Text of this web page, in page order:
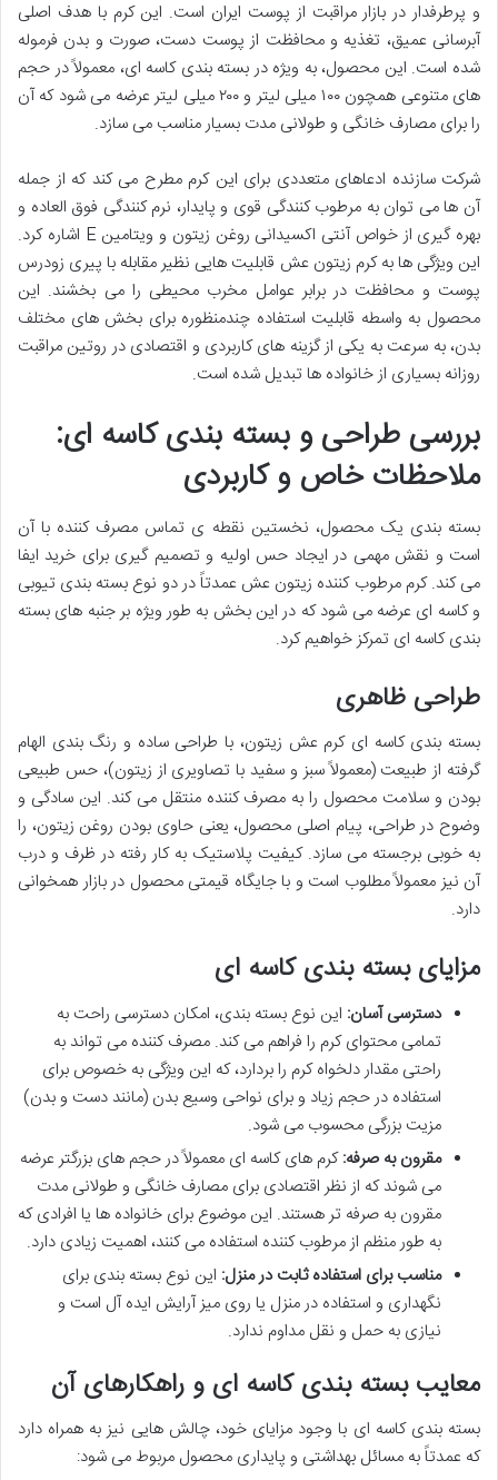
و پرطرفدار در بازار مراقبت از پوست ایران است. این کرم با هدف اصلی
آبرسانی عمیق، تغذیه و محافظت از پوست دست، صورت و بدن فرموله
شده است. این محصول، به ویژه در بسته بندی کاسه ای، معمولاً در حجم
های متنوعی همچون ۱۰۰ میلی لیتر و ۲۰۰ میلی لیتر عرضه می شود که آن
را برای مصارف خانگی و طولانی مدت بسیار مناسب می سازد.
شرکت سازنده ادعاهای متعددی برای این کرم مطرح می کند که از جمله
آن ها می توان به مرطوب کنندگی قوی و پایدار، نرم کنندگی فوق العاده و
بهره گیری از خواص آنتی اکسیدانی روغن زیتون و ویتامین E اشاره کرد.
این ویژگی ها به کرم زیتون عش قابلیت هایی نظیر مقابله با پیری زودرس
پوست و محافظت در برابر عوامل مخرب محیطی را می بخشند. این
محصول به واسطه قابلیت استفاده چندمنظوره برای بخش های مختلف
بدن، به سرعت به یکی از گزینه های کاربردی و اقتصادی در روتین مراقبت
روزانه بسیاری از خانواده ها تبدیل شده است.
بررسی طراحی و بسته بندی کاسه ای:
ملاحظات خاص و کاربردی
بسته بندی یک محصول، نخستین نقطه ی تماس مصرف کننده با آن
است و نقش مهمی در ایجاد حس اولیه و تصمیم گیری برای خرید ایفا
می کند. کرم مرطوب کننده زیتون عش عمدتاً در دو نوع بسته بندی تیوبی
و کاسه ای عرضه می شود که در این بخش به طور ویژه بر جنبه های بسته
بندی کاسه ای تمرکز خواهیم کرد.
طراحی ظاهری
بسته بندی کاسه ای کرم عش زیتون، با طراحی ساده و رنگ بندی الهام
گرفته از طبیعت (معمولاً سبز و سفید با تصاویری از زیتون)، حس طبیعی
بودن و سلامت محصول را به مصرف کننده منتقل می کند. این سادگی و
وضوح در طراحی، پیام اصلی محصول، یعنی حاوی بودن روغن زیتون، را
به خوبی برجسته می سازد. کیفیت پلاستیک به کار رفته در ظرف و درب
آن نیز معمولاً مطلوب است و با جایگاه قیمتی محصول در بازار همخوانی
دارد.
مزایای بسته بندی کاسه ای
دسترسی آسان: این نوع بسته بندی، امکان دسترسی راحت به
تمامی محتوای کرم را فراهم می کند. مصرف کننده می تواند به
راحتی مقدار دلخواه کرم را بردارد، که این ویژگی به خصوص برای
استفاده در حجم زیاد و برای نواحی وسیع بدن (مانند دست و بدن)
مزیت بزرگی محسوب می شود.
مقرون به صرفه:کرم های کاسه ای معمولاً در حجم های بزرگتر عرضه
می شوند که از نظر اقتصادی برای مصارف خانگی و طولانی مدت
مقرون به صرفه تر هستند. این موضوع برای خانواده ها یا افرادی که
به طور منظم از مرطوب کننده استفاده می کنند، اهمیت زیادی دارد.
مناسب برای استفاده ثابت در منزل: این نوع بسته بندی برای
نگهداری و استفاده در منزل یا روی میز آرایش ایده آل است و
نیازی به حمل و نقل مداوم ندارد.
معایب بسته بندی کاسه ای و راهکارهای آن
بسته بندی کاسه ای با وجود مزایای خود، چالش هایی نیز به همراه دارد
که عمدتاً به مسائل بهداشتی و پایداری محصول مربوط می شود: